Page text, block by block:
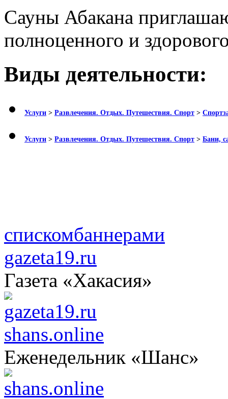
Сауны Абакана
полноценного и
Виды деятельности:
Услуги > Развлечения. Отдых. Путешествия. Спорт >
Услуги > Развлечения. Отдых. Путешествия. Спорт > Бани,
спискомбаннерами
gazeta19.ru
Газета «Хакасия»
shans.online
Еженедельник «Шанс»